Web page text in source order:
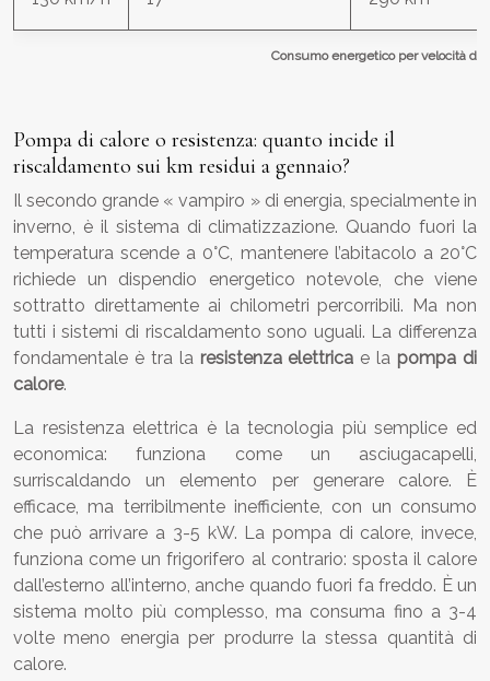
Consumo energetico per velocità di
Pompa di calore o resistenza: quanto incide il
riscaldamento sui km residui a gennaio?
Il secondo grande « vampiro » di energia, specialmente in
inverno, è il sistema di climatizzazione. Quando fuori la
temperatura scende a 0°C, mantenere l’abitacolo a 20°C
richiede un dispendio energetico notevole, che viene
sottratto direttamente ai chilometri percorribili. Ma non
tutti i sistemi di riscaldamento sono uguali. La differenza
fondamentale è tra la resistenza elettrica e la pompa di
calore.
La resistenza elettrica è la tecnologia più semplice ed
economica: funziona come un asciugacapelli,
surriscaldando un elemento per generare calore. È
efficace, ma terribilmente inefficiente, con un consumo
che può arrivare a 3-5 kW. La pompa di calore, invece,
funziona come un frigorifero al contrario: sposta il calore
dall’esterno all’interno, anche quando fuori fa freddo. È un
sistema molto più complesso, ma consuma fino a 3-4
volte meno energia per produrre la stessa quantità di
calore.